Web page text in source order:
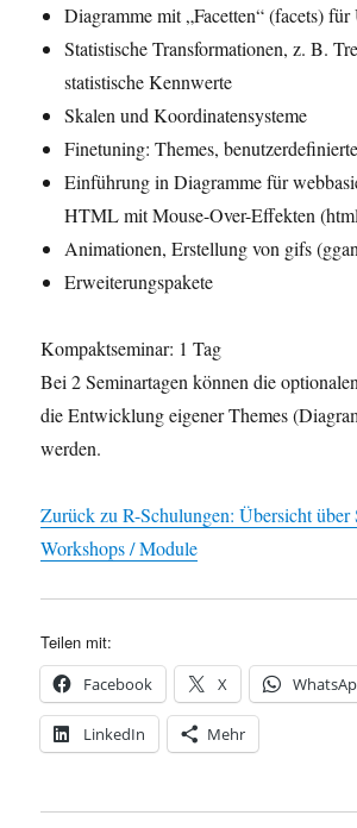
Diagramme mit „Facetten“ (facets)
Statistische Transformationen, z. B.
statistische Kennwerte
Skalen und Koordinatensysteme
Finetuning: Themes,
Einführung in Diagramme für
HTML mit Mouse-Over-Effekten
Animationen, Erstellung von gifs
Erweiterungspakete
Kompaktseminar: 1 Tag
Bei 2 Seminartagen können die
die Entwicklung eigener Themes
werden.
Zurück zu R-Schulungen: Übersicht über
Workshops / Module
Teilen mit:
Facebook X
LinkedIn Mehr